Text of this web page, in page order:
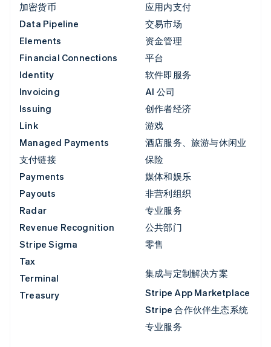
加密货币
Data Pipeline
Elements
Financial Connections
Identity
Invoicing
Issuing
Link
Managed Payments
支付链接
Payments
Payouts
Radar
Revenue Recognition
Stripe Sigma
Tax
Terminal
Treasury
应用内支付
交易市场
资金管理
平台
软件即服务
AI 公司
创作者经济
游戏
酒店服务、旅游与休闲业
保险
媒体和娱乐
非营利组织
专业服务
公共部门
零售
集成与定制解决方案
Stripe App Marketplace
Stripe 合作伙伴生态系统
专业服务